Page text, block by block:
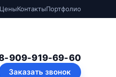
ЦеныКонтактыПортфолио
909-919-69-60
Заказать звонок